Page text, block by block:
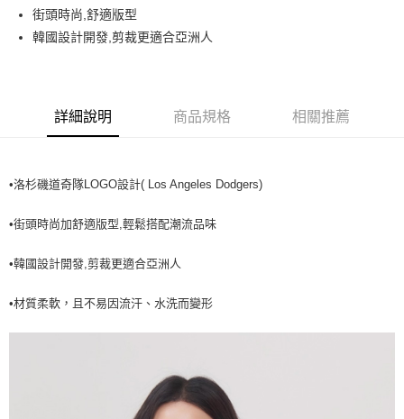
街口支付
全家取貨付款<未取貨列黑名單/不支援離島取退>
全家取貨<不支援離島取退>
每筆NT$60，滿NT$499(含以上)免運費
7-11取貨<不支援離島取退>
每筆NT$80，滿NT$699(含以上)免運費
街頭時尚,舒適版型
韓國設計開發,剪裁更適合亞洲人
詳細說明 商品規格 相關推薦
•洛杉磯道奇隊LOGO設計( Los Angeles Dodgers)
•街頭時尚加舒適版型,輕鬆搭配潮流品味
•韓國設計開發,剪裁更適合亞洲人
•材質柔軟，且不易因流汗、水洗而變形